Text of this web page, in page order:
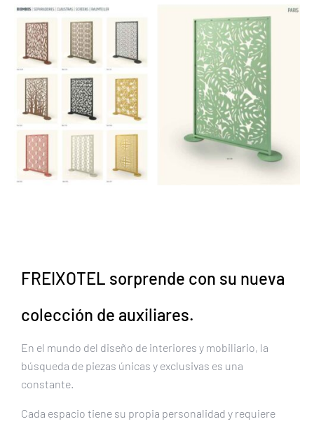
FREIXOTEL sorprende con su nueva
colección de auxiliares.
En el mundo del diseño de interiores y mobiliario, la
búsqueda de piezas únicas y exclusivas es una
constante.
Cada espacio tiene su propia personalidad y requiere